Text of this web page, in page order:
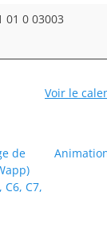
01 0 03003
Voir le
de
C6, C7,